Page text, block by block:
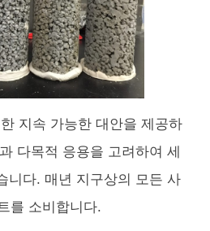
지속 가능한 대안을 제공하
다목적 응용을 고려하여 세
니다. 매년 지구상의 모든 사
를 소비합니다.